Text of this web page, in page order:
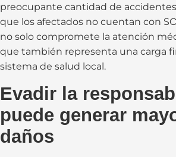
preocupante cantidad de
que los afectados no cuentan con
no solo compromete la atención
que también representa una carga
sistema de salud local.
Evadir la
puede generar
daños